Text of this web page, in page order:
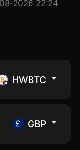
2026 22:24
HWBTC
GBP